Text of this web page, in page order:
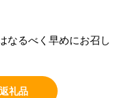
なるべく早めにお召し
礼品